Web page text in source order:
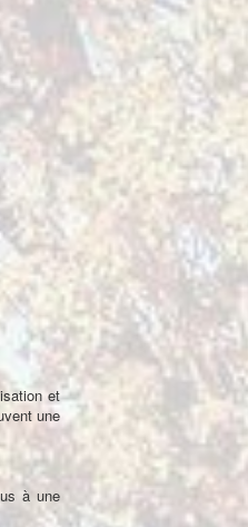
et
une
à une